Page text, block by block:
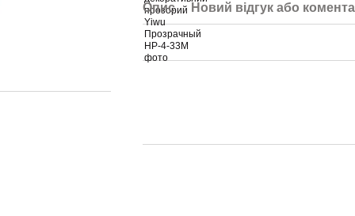
Опис Новий відгук або